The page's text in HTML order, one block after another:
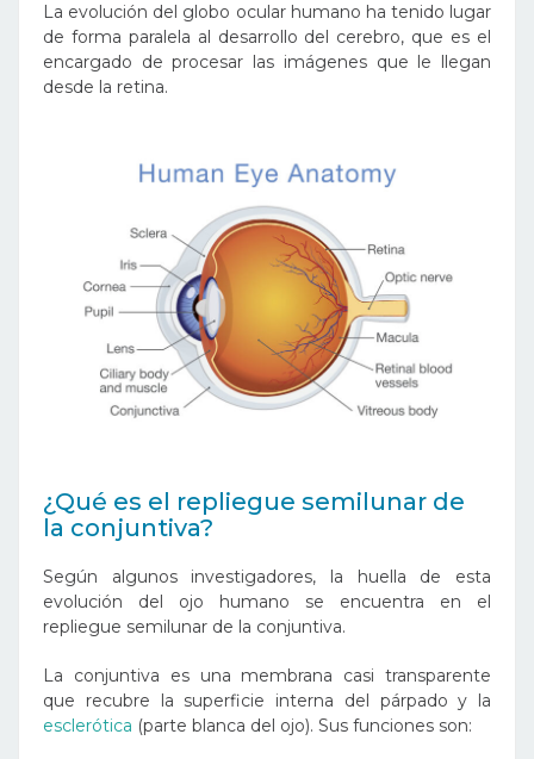
La evolución del globo ocular humano ha tenido lugar
de forma paralela al desarrollo del cerebro, que es el
encargado de procesar las imágenes que le llegan
desde la retina.
¿Qué es el repliegue semilunar de
la conjuntiva?
Según algunos investigadores, la huella de esta
evolución del ojo humano se encuentra en el
repliegue semilunar de la conjuntiva.
La conjuntiva es una membrana casi transparente
que recubre la superficie interna del párpado y la
esclerótica (parte blanca del ojo). Sus funciones son: